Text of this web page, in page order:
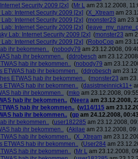
Security 2009 [2x] (Mr L am 23.12.2008,
Internet Security 2009 [2x] (X_Xtream am
Internet Security 2009 [2x] (monster23 am
Internet Security 2009 [2x] (
Lab: Internet Security 2009 [2x] (monster23 am
Internet Security 2009 [2x] (RoboCop am
ihr bekommen.. (nobody79 am 23.12.2008,
hab ihr bekommen.. (ddrobesch am
hab ihr bekommen.. (nobody79 am
ETWAS hab ihr bekommen.. (ddrobesch am
ETWAS hab ihr bekommen.. (monster23 am
ETWAS hab ihr bekommen.. (dasistmeinnick11+
hab ihr bekommen.. (mko am 23.12.2008,
hab ihr bekommen.. (Neera am 23.12.2008,
hab ihr bekommen.. (w114/115 am
hab ihr bekommen.. (gp am 24.12.2008,
ihr bekommen.. (user182285 am 23.12.2008,
hab ihr bekommen.. (Akilae am 23.12.2008,
hab ihr bekommen.. (X_Xtream am
ETWAS hab ihr bekommen.. (User284 am
hab ihr bekommen.. (Mr L am 23.12.2008,